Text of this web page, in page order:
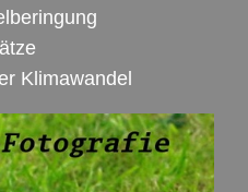
Klimawandel